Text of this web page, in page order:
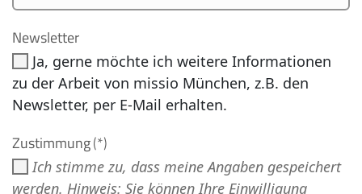
Newsletter
Ja, gerne möchte ich weitere Informationen
zu der Arbeit von missio München, z.B. den
Newsletter, per E-Mail erhalten.
Zustimmung(*)
Ich stimme zu, dass meine Angaben gespeichert
werden. Hinweis: Sie können Ihre Einwilligung